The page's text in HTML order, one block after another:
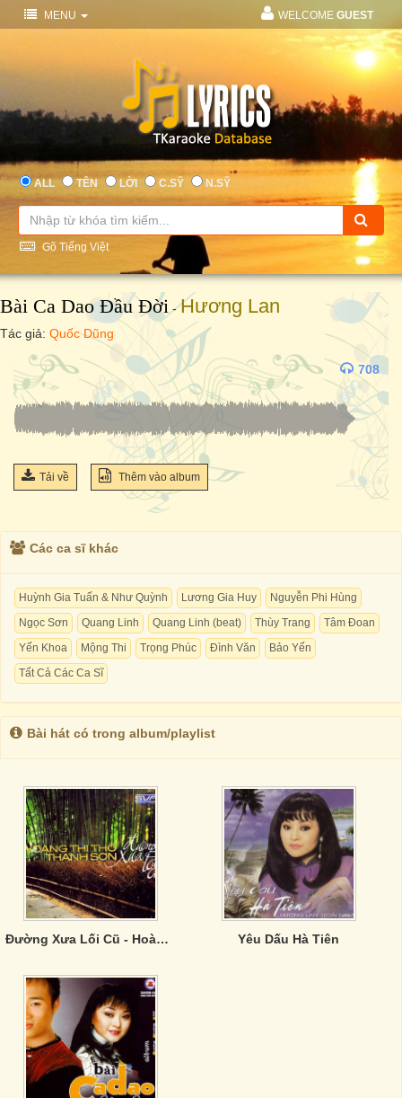
MENU WELCOME GUEST
ALL TÊN LỜI C.SỸ N.SỸ
Gõ Tiếng Việt
Bài Ca Dao Đầu Đời-Hương Lan
Tác giả: Quốc Dũng
708
Tải về Thêm vào album
Các ca sĩ khác
Huỳnh Gia Tuấn & Như Quỳnh Lương Gia Huy
Nguyễn Phi Hùng
Ngọc Sơn
Quang Linh Quang Linh (beat) Thùy Trang
Tâm Đoan
Yến Khoa
Mộng Thi Trọng Phúc Đình Văn
Bảo Yến
Tất Cả Các Ca Sĩ
Bài hát có trong album/playlist
Đường Xưa Lối Cũ - Hoàng Thi Thơ ,Thanh Sơn Yêu Dấu Hà Tiên